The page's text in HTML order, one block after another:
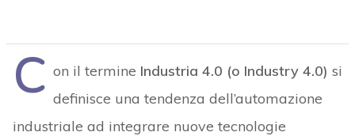
C on il termine Industria 4.0 (o Industry 4.0) si
definisce una tendenza dell’automazione
industriale ad integrare nuove tecnologie